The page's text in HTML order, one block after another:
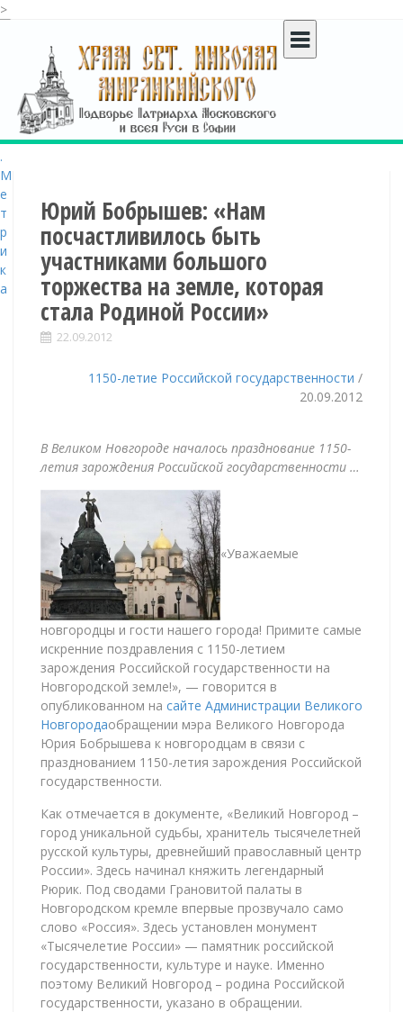
>
c
o
n
t
e
n
t
Юрий Бобрышев: «Нам
посчастливилось быть
участниками большого
торжества на земле, которая
стала Родиной России»
22.09.2012
1150-летие Российской государственности /
20.09.2012
В Великом Новгороде началось празднование 1150-
летия зарождения Российской государственности …
«Уважаемые
новгородцы и гости нашего города! Примите самые
искренние поздравления с 1150-летием
зарождения Российской государственности на
Новгородской земле!», — говорится в
опубликованном на сайте Администрации Великого
Новгородаобращении мэра Великого Новгорода
Юрия Бобрышева к новгородцам в связи с
празднованием 1150-летия зарождения Российской
государственности.
Как отмечается в документе, «Великий Новгород –
город уникальной судьбы, хранитель тысячелетней
русской культуры, древнейший православный центр
России». Здесь начинал княжить легендарный
Рюрик. Под сводами Грановитой палаты в
Новгородском кремле впервые прозвучало само
слово «Россия». Здесь установлен монумент
«Тысячелетие России» — памятник российской
государственности, культуре и науке. Именно
поэтому Великий Новгород – родина Российской
государственности, указано в обращении.